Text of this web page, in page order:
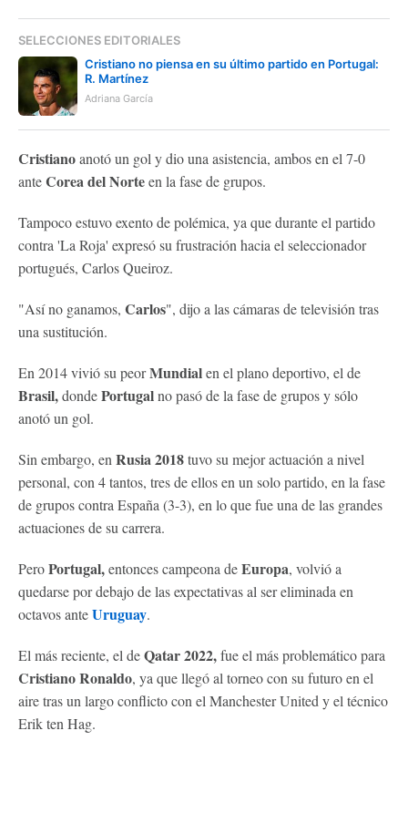
SELECCIONES EDITORIALES
Cristiano no piensa en su último partido en Portugal:
R. Martínez
Adriana García
Cristianoanotó un gol y dio una asistencia, ambos en el 7-0
anteCorea del Norteen la fase de grupos.
Tampoco estuvo exento de polémica, ya que durante el partido
contra 'La Roja' expresó su frustración hacia el seleccionador
portugués, Carlos Queiroz.
"Así no ganamos, Carlos", dijo a las cámaras de televisión tras
una sustitución.
En 2014 vivió su peorMundialen el plano deportivo, el de
Brasil,dondePortugalno pasó de la fase de grupos y sólo
anotó un gol.
Sin embargo, en Rusia 2018tuvo su mejor actuación a nivel
personal, con 4 tantos, tres de ellos en un solo partido, en la fase
de grupos contra España (3-3), en lo que fue una de las grandes
actuaciones de su carrera.
PeroPortugal,entonces campeona deEuropa, volvió a
quedarse por debajo de las expectativas al ser eliminada en
octavos anteUruguay.
El más reciente, el deQatar 2022,fue el más problemático para
Cristiano Ronaldo, ya que llegó al torneo con su futuro en el
aire tras un largo conflicto con el Manchester United y el técnico
Erik ten Hag.